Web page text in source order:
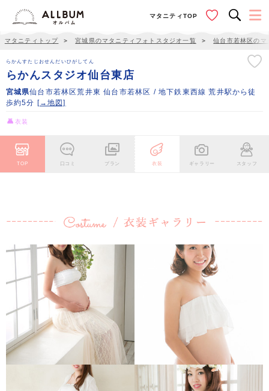
マタニティTOP
マタニティトップ ＞ 宮城県のマタニティフォトスタジオ一覧 ＞ 仙台市若林区の
らかんすたじおせんだいひがしてん
らかんスタジオ仙台東店
宮城県仙台市若林区荒井東 仙台市若林区 / 地下鉄東西線 荒井駅から徒
歩約5分 [→地図]
衣装
TOP 口コミ プラン 衣装 ギャラリー スタッフ